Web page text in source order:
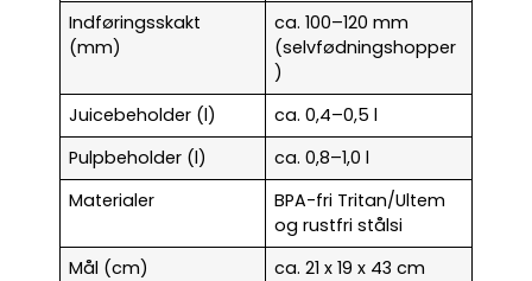
Indføringsskakt
(mm)
ca. 100–120 mm
(selvfødningshopper
)
Juicebeholder (l)
ca. 0,4–0,5 l
Pulpbeholder (l)
ca. 0,8–1,0 l
Materialer
BPA-fri Tritan/Ultem
og rustfri stålsi
Mål (cm)
ca. 21 x 19 x 43 cm